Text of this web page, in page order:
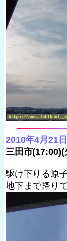
2010年4月21
三田市(17:00)(
駆け下りる原
地下まで降り